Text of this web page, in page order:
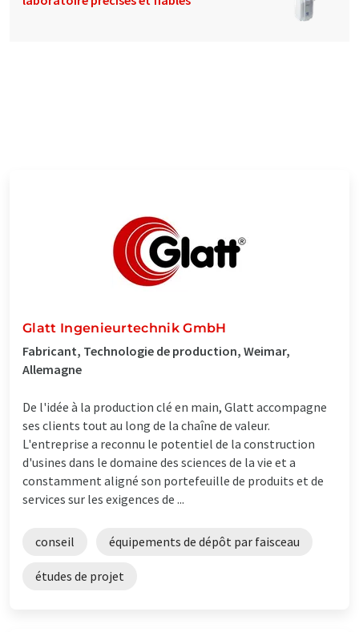
Glatt Ingenieurtechnik GmbH
Fabricant, Technologie de production, Weimar,
Allemagne
De l'idée à la production clé en main, Glatt accompagne
ses clients tout au long de la chaîne de valeur.
L'entreprise a reconnu le potentiel de la construction
d'usines dans le domaine des sciences de la vie et a
constamment aligné son portefeuille de produits et de
services sur les exigences de ...
conseil équipements de dépôt par faisceau
études de projet